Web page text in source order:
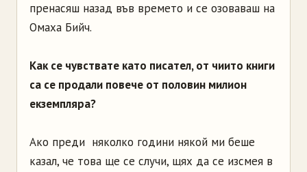
пренасяш назад във времето и се озоваваш на
Омаха Бийч.
Как се чувствате като писател, от чиито книги
са се продали повече от половин милион
екземпляра?
Ако преди няколко години някой ми беше
казал, че това ще се случи, щях да се изсмея в